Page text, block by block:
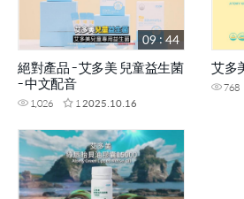
絕對產品 - 艾多美 兒童益生菌
- 中文配音
1,026 12025.10.16
09 : 44
艾多
768